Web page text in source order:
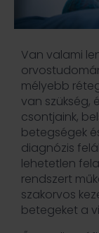
Van valami
mélyebb
van szükség,
csontjaink,
betegségek
diagnózis
lehetetlen
rendszert
szakorvos
betegeket a